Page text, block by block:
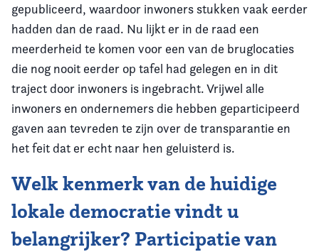
gepubliceerd, waardoor inwoners stukken vaak eerder
hadden dan de raad. Nu lijkt er in de raad een
meerderheid te komen voor een van de bruglocaties
die nog nooit eerder op tafel had gelegen en in dit
traject door inwoners is ingebracht. Vrijwel alle
inwoners en ondernemers die hebben geparticipeerd
gaven aan tevreden te zijn over de transparantie en
het feit dat er echt naar hen geluisterd is.
Welk kenmerk van de huidige
lokale democratie vindt u
belangrijker? Participatie van